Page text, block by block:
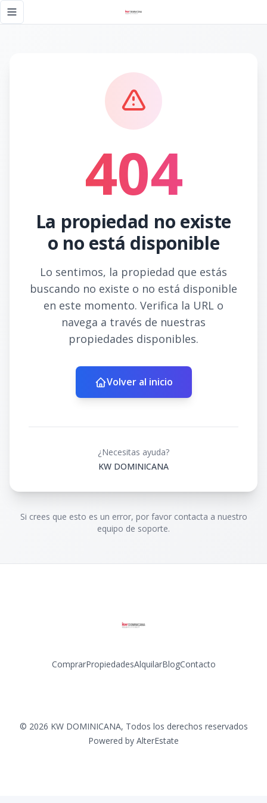
Toggle navigation menu
404
La propiedad no existe
o no está disponible
Lo sentimos, la propiedad que estás
buscando no existe o no está disponible
en este momento. Verifica la URL o
navega a través de nuestras
propiedades disponibles.
Volver al inicio
¿Necesitas ayuda?
KW DOMINICANA
Si crees que esto es un error, por favor contacta a nuestro
equipo de soporte.
ComprarPropiedadesAlquilarBlogContacto
© 2026 KW DOMINICANA, Todos los derechos reservados
Powered by AlterEstate
Página no encontrada - KW DOMINICANA